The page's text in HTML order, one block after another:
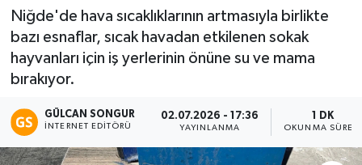
Niğde'de hava sıcaklıklarının artmasıyla birlikte
bazı esnaflar, sıcak havadan etkilenen sokak
hayvanları için iş yerlerinin önüne su ve mama
bırakıyor.
GÜLCAN SONGUR
İNTERNET EDITÖRÜ
02.07.2026 - 17:36
YAYINLANMA
1 DK
OKUNMA SÜRESI
Siyaset
Eğitim
Teknoloji
Asayiş